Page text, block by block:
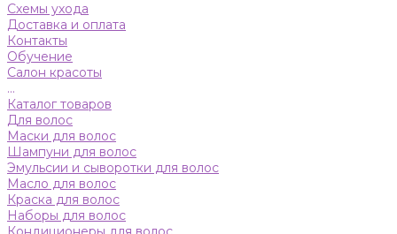
Схемы ухода
Доставка и оплата
Контакты
Обучение
Салон красоты
...
Каталог товаров
Для волос
Маски для волос
Шампуни для волос
Эмульсии и сыворотки для волос
Масло для волос
Краска для волос
Наборы для волос